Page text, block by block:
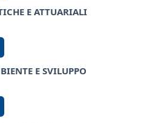
E ATTUARIALI
E SVILUPPO